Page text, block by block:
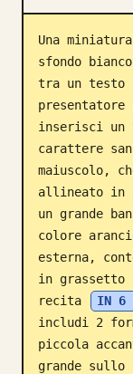
Aggiornamenti
Una
sfondo
tra un testo
inserisci un
carattere
maiuscolo,
allineato in
un grande
colore
esterna,
in grassetto
recita
IN 6
includi 2
piccola
grande sullo